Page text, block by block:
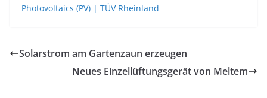
Photovoltaics (PV) | TÜV Rheinland
Solarstrom am Gartenzaun erzeugen
Neues Einzellüftungsgerät von Meltem